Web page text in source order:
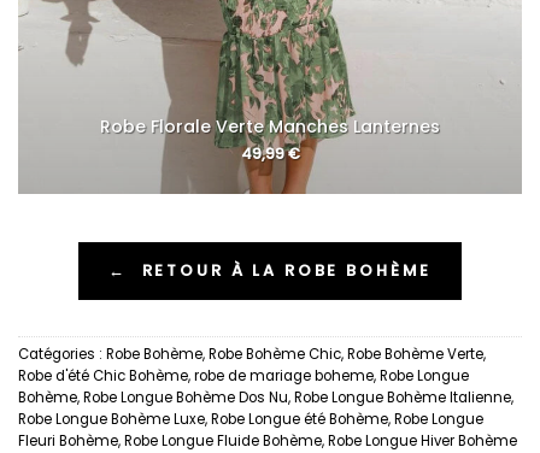
Robe Florale Verte Manches Lanternes
49,99€
← RETOUR À LA ROBE BOHÈME
Catégories : Robe Bohème,Robe Bohème Chic,Robe Bohème Verte,
Robe d'été Chic Bohème,robe de mariage boheme,Robe Longue
Bohème,Robe Longue Bohème Dos Nu,Robe Longue Bohème Italienne,
Robe Longue Bohème Luxe,Robe Longue été Bohème,Robe Longue
Fleuri Bohème,Robe Longue Fluide Bohème,Robe Longue Hiver Bohème